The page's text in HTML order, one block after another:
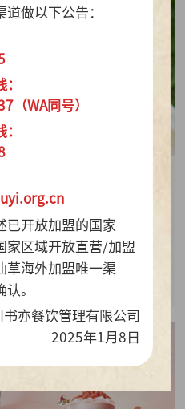
做以下公告：
（WA同号）
已开放加盟的国家
家区域开放直营/加盟
草海外加盟唯一渠
。
书亦餐饮管理有限公司
2025年1月8日